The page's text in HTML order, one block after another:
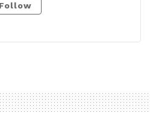
Follow